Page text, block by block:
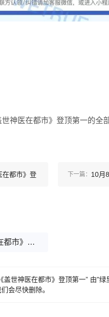
神医在都市》登顶第一的全
在都市》登 下一篇： 10月
9月28日短剧热度排行：番茄《盖世神医在都市》登顶第一
盖世神医在都市》登顶第一” 由"
会尽快删除。